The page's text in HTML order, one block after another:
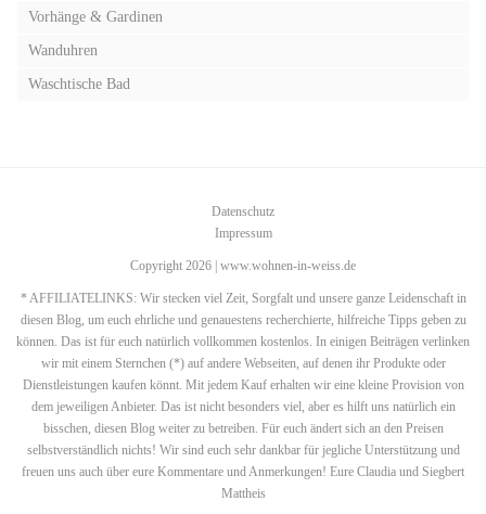
Vorhänge & Gardinen
Wanduhren
Waschtische Bad
Datenschutz
Impressum
Copyright 2026 | www.wohnen-in-weiss.de
* AFFILIATELINKS: Wir stecken viel Zeit, Sorgfalt und unsere ganze Leidenschaft in
diesen Blog, um euch ehrliche und genauestens recherchierte, hilfreiche Tipps geben zu
können. Das ist für euch natürlich vollkommen kostenlos. In einigen Beiträgen verlinken
wir mit einem Sternchen (*) auf andere Webseiten, auf denen ihr Produkte oder
Dienstleistungen kaufen könnt. Mit jedem Kauf erhalten wir eine kleine Provision von
dem jeweiligen Anbieter. Das ist nicht besonders viel, aber es hilft uns natürlich ein
bisschen, diesen Blog weiter zu betreiben. Für euch ändert sich an den Preisen
selbstverständlich nichts! Wir sind euch sehr dankbar für jegliche Unterstützung und
freuen uns auch über eure Kommentare und Anmerkungen! Eure Claudia und Siegbert
Mattheis